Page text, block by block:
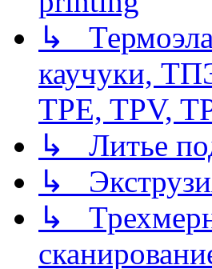
↳
каучуки,
TPE, TPV,
↳ Литье
↳
↳